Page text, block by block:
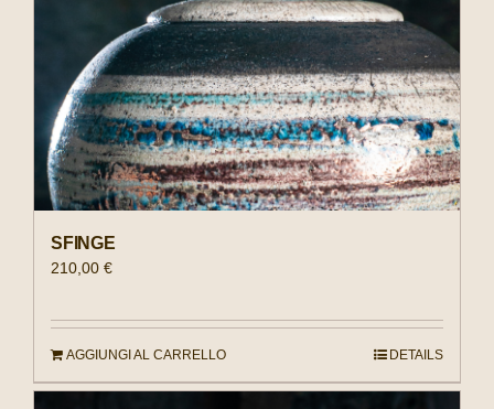
SFINGE
210,00 €
AGGIUNGI AL CARRELLO DETAILS